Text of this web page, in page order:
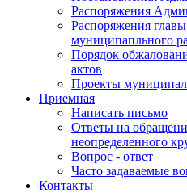
Распоряжения
Распоряжения
муниципапльного
Порядок
актов
Проекты
Приемная
Написать письмо
Ответы на
неопределенного
Вопрос - ответ
Часто задаваемые
Контакты